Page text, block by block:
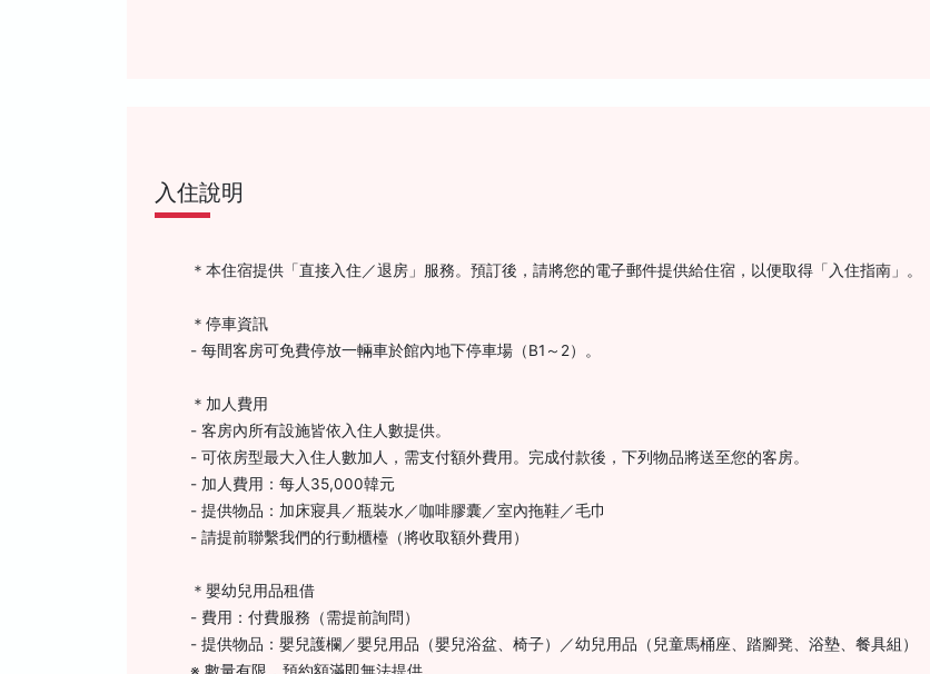
入住說明
＊本住宿提供「直接入住／退房」服務。預訂後，請將您的電子郵件提供給住宿，以便取得「入住指南」。
＊停車資訊
- 每間客房可免費停放一輛車於館內地下停車場（B1～2）。
＊加人費用
- 客房內所有設施皆依入住人數提供。
- 可依房型最大入住人數加人，需支付額外費用。完成付款後，下列物品將送至您的客房。
- 加人費用：每人35,000韓元
- 提供物品：加床寢具／瓶裝水／咖啡膠囊／室內拖鞋／毛巾
- 請提前聯繫我們的行動櫃檯（將收取額外費用）
＊嬰幼兒用品租借
- 費用：付費服務（需提前詢問）
- 提供物品：嬰兒護欄／嬰兒用品（嬰兒浴盆、椅子）／幼兒用品（兒童馬桶座、踏腳凳、浴墊、餐具組）
※ 數量有限，預約額滿即無法提供。